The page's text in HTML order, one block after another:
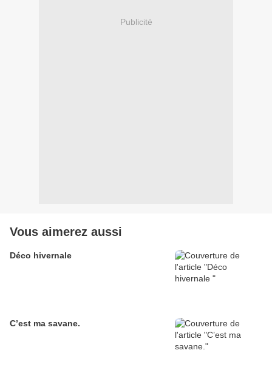
Publicité
Vous aimerez aussi
Déco hivernale
C’est ma savane.